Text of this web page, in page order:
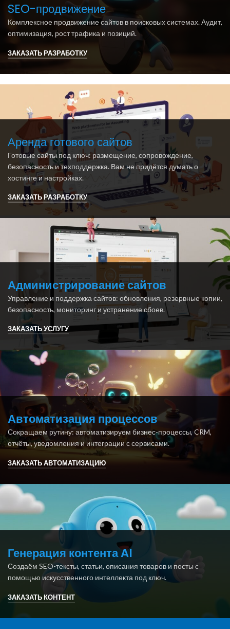
SEO-продвижение
Комплексное продвижение сайтов в поисковых системах. Аудит,
оптимизация, рост трафика и позиций.
ЗАКАЗАТЬ РАЗРАБОТКУ
Аренда готового сайтов
Готовые сайты под ключ: размещение, сопровождение,
безопасность и техподдержка. Вам не придётся думать о
хостинге и настройках.
ЗАКАЗАТЬ РАЗРАБОТКУ
Администрирование сайтов
Управление и поддержка сайтов: обновления, резервные копии,
безопасность, мониторинг и устранение сбоев.
ЗАКАЗАТЬ УСЛУГУ
Автоматизация процессов
Сокращаем рутину: автоматизируем бизнес-процессы, CRM,
отчёты, уведомления и интеграции с сервисами.
ЗАКАЗАТЬ АВТОМАТИЗАЦИЮ
Генерация контента AI
Создаём SEO-тексты, статьи, описания товаров и посты с
помощью искусственного интеллекта под ключ.
ЗАКАЗАТЬ КОНТЕНТ